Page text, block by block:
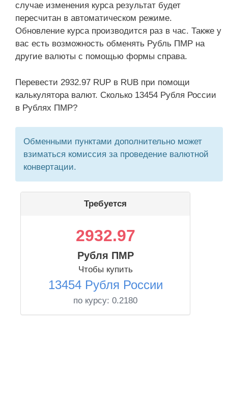
случае изменения курса результат будет
пересчитан в автоматическом режиме.
Обновление курса производится раз в час. Также у
вас есть возможность обменять Рубль ПМР на
другие валюты с помощью формы справа.
Перевести 2932.97 RUP в RUB при помощи
калькулятора валют. Сколько 13454 Рубля России
в Рублях ПМР?
Обменными пунктами дополнительно может
взиматься комиссия за проведение валютной
конвертации.
Требуется
2932.97
Рубля ПМР
Чтобы купить
13454 Рубля России
по курсу: 0.2180